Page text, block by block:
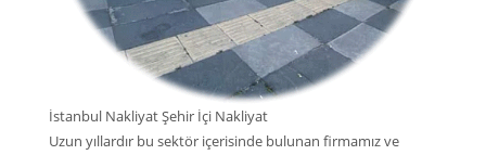
İstanbul Nakliyat Şehir İçi Nakliyat
Uzun yıllardır bu sektör içerisinde bulunan firmamız ve